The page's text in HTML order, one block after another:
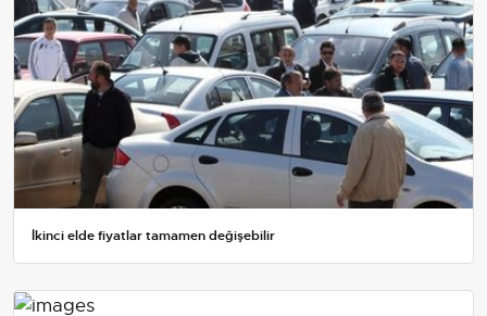
İkinci elde fiyatlar tamamen değişebilir